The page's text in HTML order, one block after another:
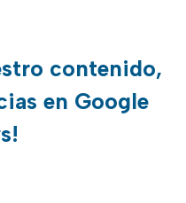
contenido,
en Google